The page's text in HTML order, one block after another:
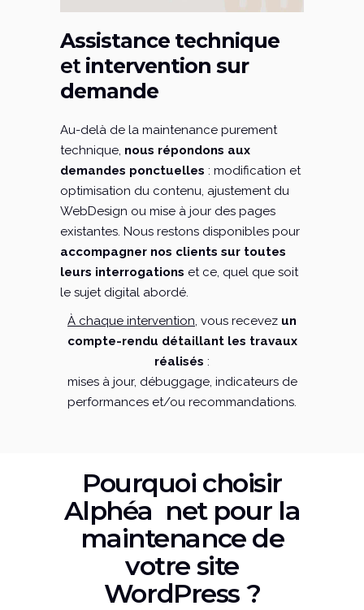
Assistance technique
et intervention sur
demande
Au-delà de la maintenance purement
technique, nous répondons aux
demandes ponctuelles : modification et
optimisation du contenu, ajustement du
WebDesign ou mise à jour des pages
existantes. Nous restons disponibles pour
accompagner nos clients sur toutes
leurs interrogations et ce, quel que soit
le sujet digital abordé.
À chaque intervention, vous recevez un
compte-rendu détaillant les travaux
réalisés :
mises à jour, débuggage, indicateurs de
performances et/ou recommandations.
Pourquoi choisir
Alphéa net pour la
maintenance de
votre site
WordPress ?